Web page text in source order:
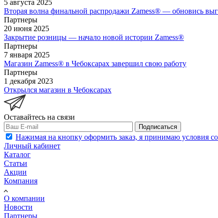
5 августа 2025
Вторая волна финальной распродажи Zamess® — обновись
Партнеры
20 июня 2025
Закрытие розницы — начало новой истории Zamess®
Партнеры
7 января 2025
Магазин Zamess® в Чебоксарах завершил свою работу
Партнеры
1 декабря 2023
Открылся магазин в Чебоксарах
Оставайтесь на связи
Подписаться
Нажимая на кнопку оформить заказ, я принимаю условия
Личный кабинет
Каталог
Статьи
Акции
Компания
О компании
Новости
Партнеры